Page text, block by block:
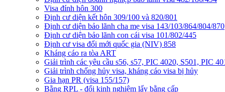
Visa đính hôn 300
Định cư diện kết hôn 309/100 và 820/801
Định cư diện bảo lãnh cha mẹ visa 143/103/864/804/870
Định cư diện bảo lãnh con cái visa 101/802/445
Định cư visa đổi mới quốc gia (NIV) 858
Kháng cáo ra tòa ART
Giải trình các yêu cầu s56, s57, PIC 4020, S501, PIC
Giải trình chống hủy visa, kháng cáo visa bị hủy
Gia hạn PR (visa 155/157)
Bằng RPL - đổi kinh nghiệm lấy bằng cấp